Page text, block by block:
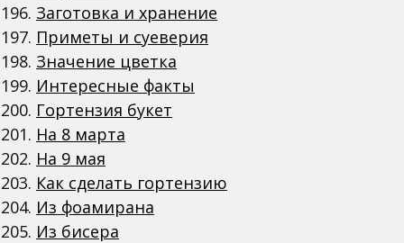
Заготовка и хранение
Приметы и суеверия
Значение цветка
Интересные факты
Гортензия букет
На 8 марта
На 9 мая
Как сделать гортензию
Из фоамирана
Из бисера